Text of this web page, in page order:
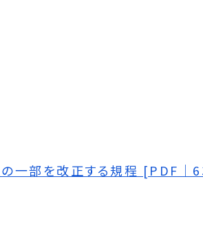
一部を改正する規程 [PDF｜